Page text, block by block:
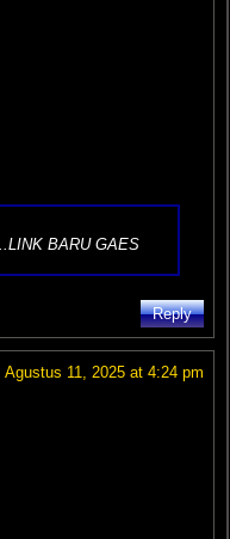
BARU GAES
Reply
Agustus 11, 2025 at 4:24 pm